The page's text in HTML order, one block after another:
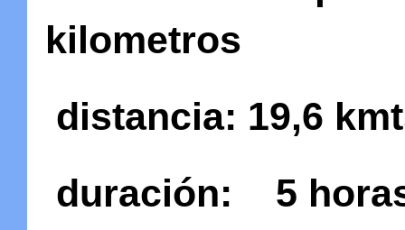
kilometros
distancia: 19,6
duración: 5